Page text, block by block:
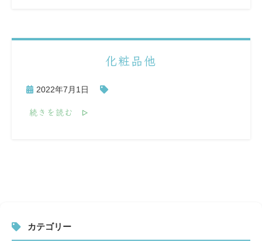
化粧品他
2022年7月1日
続きを読む
カテゴリー